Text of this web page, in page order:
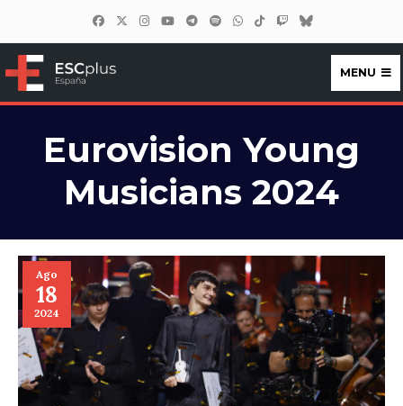
ESCplus España
MENU
Eurovision Young
Musicians 2024
Ago
18
2024